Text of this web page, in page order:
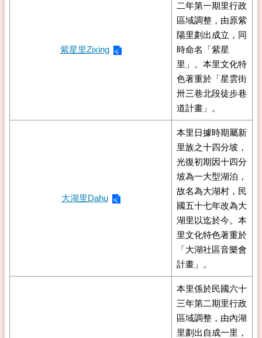
紫星里Zixing
二年第一期里行政
區域調整，由原紫
陽里劃出成立，同
時命名「紫星
里」。本里文化特
色著重於「星雲街
卅三巷北段徒步巷
道計畫」。
大湖里Dahu
本里日據時期屬新
里族之十四分坡，
光復初期因十四分
坡為一大型湖泊，
故名為大湖村，民
國五十七年改為大
湖里以迄於今。本
里文化特色著重於
「大湖社區音樂會
計畫」。
本里係於民國六十
三年第二期里行政
區域調整，由內湖
里劃出自成一里，